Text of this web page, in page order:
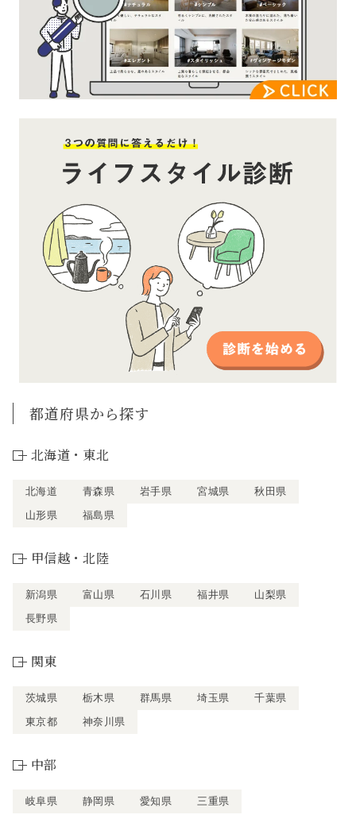
都道府県から探す
北海道・東北
北海道 青森県 岩手県 宮城県
秋田県
山形県
福島県
甲信越・北陸
新潟県 富山県 石川県 福井県
山梨県
長野県
関東
茨城県 栃木県 群馬県 埼玉県
千葉県
東京都
神奈川県
中部
岐阜県 静岡県 愛知県 三重県